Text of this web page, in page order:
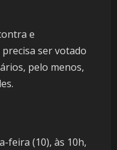
e
ser votado
pelo menos,
feira (10), às 10h,